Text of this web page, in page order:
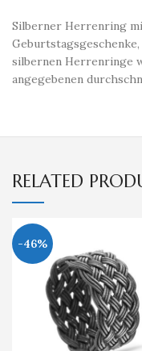
Silberner Herrenring
silbernen Herrenringe
angegebenen
RELATED
-46%